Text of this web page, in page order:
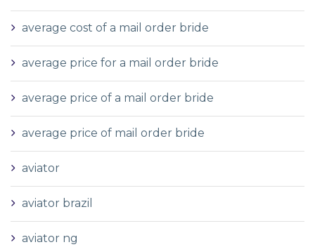
average cost of a mail order bride
average price for a mail order bride
average price of a mail order bride
average price of mail order bride
aviator
aviator brazil
aviator ng